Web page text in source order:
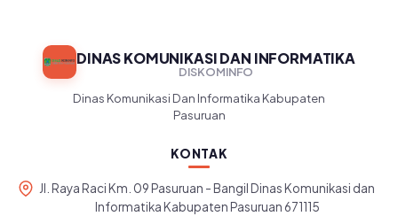
DINAS KOMUNIKASI DAN INFORMATIKA
DISKOMINFO
Dinas Komunikasi Dan Informatika Kabupaten
Pasuruan
KONTAK
Jl. Raya Raci Km. 09 Pasuruan - Bangil Dinas Komunikasi dan
Informatika Kabupaten Pasuruan 671115